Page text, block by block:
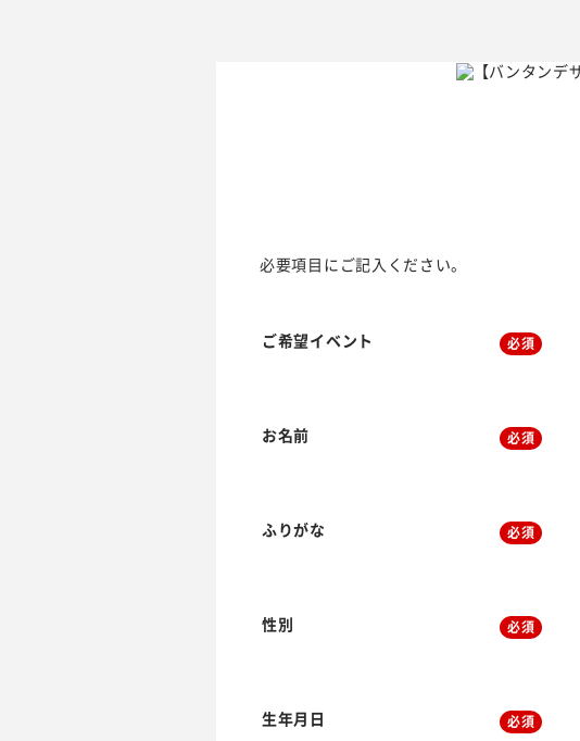
必要項目にご記入ください。
ご希望イベント 必須
お名前 必須
ふりがな 必須
性別 必須
生年月日 必須